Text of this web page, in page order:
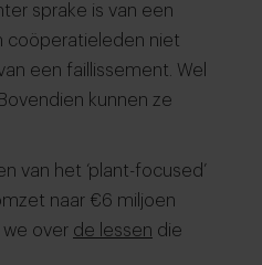
sprake is van een
coöperatieleden niet
een faillissement. Wel
kunnen ze
van het ‘plant-focused’
naar €6 miljoen
we over de lessen die